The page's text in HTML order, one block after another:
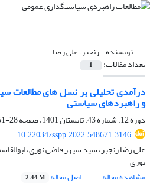
نویسنده =رنجبر، علی رضا
تعداد مقالات: 1
درآمدی تحلیلی بر نسل های مطالعات
و راهبردهای سیاستی
دوره 12، شماره 43، تابستان 1401، صفحه
28-51
10.22034/sspp.2022.548671.3146
علی رضا رنجبر، سید سپهر قاضی نوری،
نوری
مشاهده مقاله
اصل مقاله 2.44 M